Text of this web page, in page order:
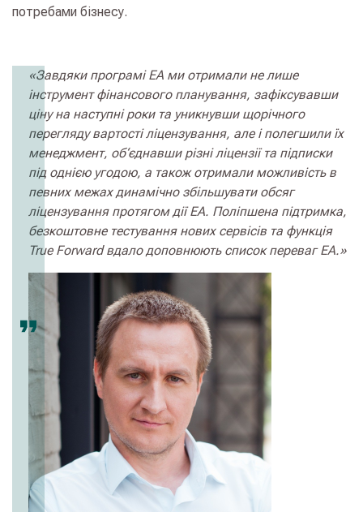
потребами бізнесу.
«Завдяки програмі ЕА ми отримали не лише
інструмент фінансового планування, зафіксувавши
ціну на наступні роки та уникнувши щорічного
перегляду вартості ліцензування, але і полегшили їх
менеджмент, об‘єднавши різні ліцензії та підписки
під однією угодою, а також отримали можливість в
певних межах динамічно збільшувати обсяг
ліцензування протягом дії ЕА. Поліпшена підтримка,
безкоштовне тестування нових сервісів та функція
True Forward вдало доповнюють список переваг ЕА.»